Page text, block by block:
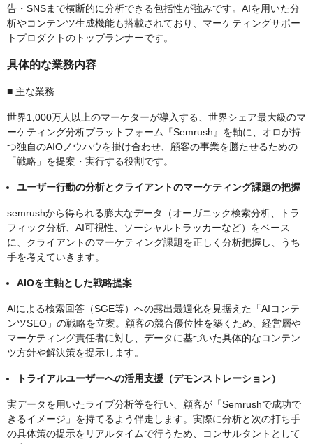
告・SNSまで横断的に分析できる包括性が強みです。AIを用いた分
析やコンテンツ生成機能も搭載されており、マーケティングサポー
トプロダクトのトップランナーです。
具体的な業務内容
■ 主な業務
世界1,000万人以上のマーケターが導入する、世界シェア最大級のマ
ーケティング分析プラットフォーム『Semrush』を軸に、オロが持
つ独自のAIOノウハウを掛け合わせ、顧客の事業を勝たせるための
「戦略」を提案・実行する役割です。
ユーザー行動の分析とクライアントのマーケティング課題の把握
semrushから得られる膨大なデータ（オーガニック検索分析、トラ
フィック分析、AI可視性、ソーシャルトラッカーなど）をベース
に、クライアントのマーケティング課題を正しく分析把握し、うち
手を考えていきます。
AIOを主軸とした戦略提案
AIによる検索回答（SGE等）への露出最適化を見据えた「AIコンテ
ンツSEO」の戦略を立案。顧客の競合優位性を築くため、経営層や
マーケティング責任者に対し、データに基づいた具体的なコンテン
ツ方針や解決策を提示します。
トライアルユーザーへの活用支援（デモンストレーション）
実データを用いたライブ分析等を行い、顧客が「Semrushで成功で
きるイメージ」を持てるよう伴走します。実際に分析と次の打ち手
の具体策の提示をリアルタイムで行うため、コンサルタントとして